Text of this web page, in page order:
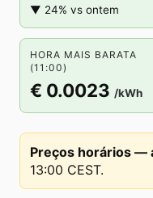
▼ 24% vs ontem
HORA MAIS BARATA
(11:00)
€ 0.0023 /kWh
Preços horários —
13:00 CEST.